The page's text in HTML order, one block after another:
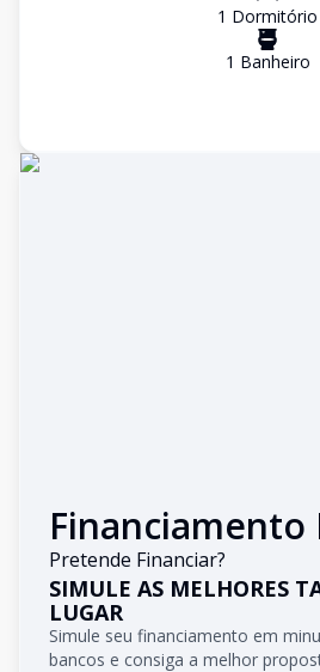
1 Dormitório
1 Banheiro
Financiamento
Pretende Financiar?
SIMULE AS MELHORES
LUGAR
Simule seu financiamento em
bancos e consiga a melhor